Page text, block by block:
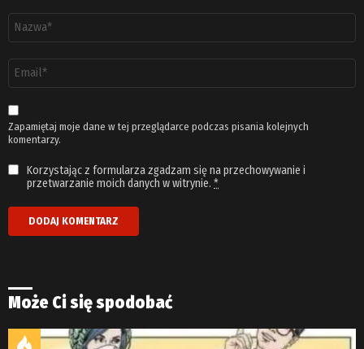
email
*
Zapamiętaj moje dane w tej przeglądarce podczas pisania kolejnych
komentarzy.
Korzystając z formularza zgadzam się na przechowywanie i
przetwarzanie moich danych w witrynie. *
Może Ci się spodobać